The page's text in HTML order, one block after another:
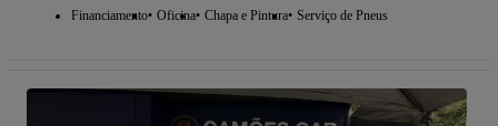
Financiamento Oficina Chapa e Pintura Serviço de Pneus